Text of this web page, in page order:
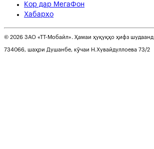
Кор дар МегаФон
Хабарҳо
© 2026 ЗАО «ТТ-Мобайл». Ҳамаи ҳуқуқҳо ҳифз шудаанд
734066, шаҳри Душанбе, кӯчаи Н.Хувайдуллоева 73/2